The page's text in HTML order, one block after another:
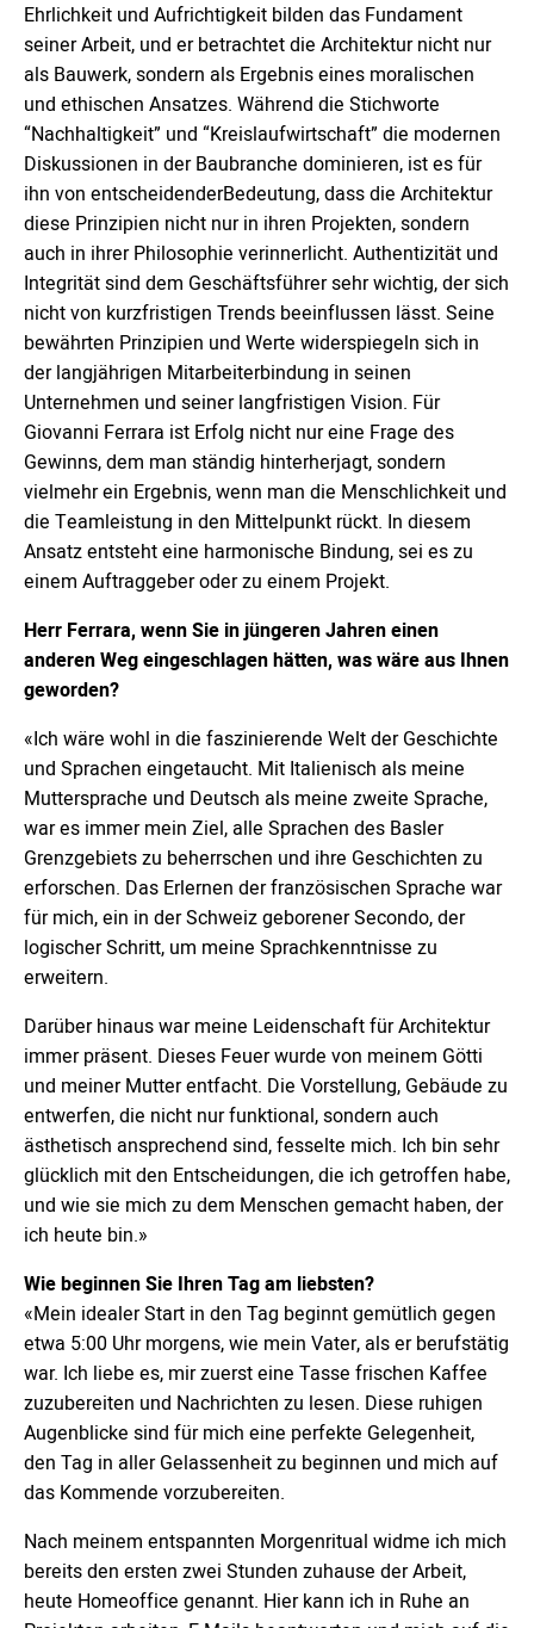
Ehrlichkeit und Aufrichtigkeit bilden das Fundament
seiner Arbeit, und er betrachtet die Architektur nicht nur
als Bauwerk, sondern als Ergebnis eines moralischen
und ethischen Ansatzes. Während die Stichworte
“Nachhaltigkeit” und “Kreislaufwirtschaft” die modernen
Diskussionen in der Baubranche dominieren, ist es für
ihn von entscheidenderBedeutung, dass die Architektur
diese Prinzipien nicht nur in ihren Projekten, sondern
auch in ihrer Philosophie verinnerlicht. Authentizität und
Integrität sind dem Geschäftsführer sehr wichtig, der sich
nicht von kurzfristigen Trends beeinflussen lässt. Seine
bewährten Prinzipien und Werte widerspiegeln sich in
der langjährigen Mitarbeiterbindung in seinen
Unternehmen und seiner langfristigen Vision. Für
Giovanni Ferrara ist Erfolg nicht nur eine Frage des
Gewinns, dem man ständig hinterherjagt, sondern
vielmehr ein Ergebnis, wenn man die Menschlichkeit und
die Teamleistung in den Mittelpunkt rückt. In diesem
Ansatz entsteht eine harmonische Bindung, sei es zu
einem Auftraggeber oder zu einem Projekt.
Herr Ferrara, wenn Sie in jüngeren Jahren einen
anderen Weg eingeschlagen hätten, was wäre aus Ihnen
geworden?
«Ich wäre wohl in die faszinierende Welt der Geschichte
und Sprachen eingetaucht. Mit Italienisch als meine
Muttersprache und Deutsch als meine zweite Sprache,
war es immer mein Ziel, alle Sprachen des Basler
Grenzgebiets zu beherrschen und ihre Geschichten zu
erforschen. Das Erlernen der französischen Sprache war
für mich, ein in der Schweiz geborener Secondo, der
logischer Schritt, um meine Sprachkenntnisse zu
erweitern.
Darüber hinaus war meine Leidenschaft für Architektur
immer präsent. Dieses Feuer wurde von meinem Götti
und meiner Mutter entfacht. Die Vorstellung, Gebäude zu
entwerfen, die nicht nur funktional, sondern auch
ästhetisch ansprechend sind, fesselte mich. Ich bin sehr
glücklich mit den Entscheidungen, die ich getroffen habe,
und wie sie mich zu dem Menschen gemacht haben, der
ich heute bin.»
Wie beginnen Sie Ihren Tag am liebsten?
«Mein idealer Start in den Tag beginnt gemütlich gegen
etwa 5:00 Uhr morgens, wie mein Vater, als er berufstätig
war. Ich liebe es, mir zuerst eine Tasse frischen Kaffee
zuzubereiten und Nachrichten zu lesen. Diese ruhigen
Augenblicke sind für mich eine perfekte Gelegenheit,
den Tag in aller Gelassenheit zu beginnen und mich auf
das Kommende vorzubereiten.
Nach meinem entspannten Morgenritual widme ich mich
bereits den ersten zwei Stunden zuhause der Arbeit,
heute Homeoffice genannt. Hier kann ich in Ruhe an